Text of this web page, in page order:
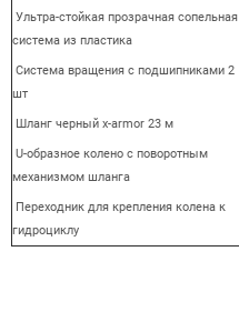
Ультра-стойкая прозрачная сопельная
система из пластика
Система вращения с подшипниками 2
шт
Шланг черный x-armor 23 м
U-образное колено с поворотным
механизмом шланга
Переходник для крепления колена к
гидроциклу